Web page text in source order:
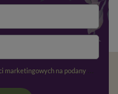
oraz przetwarzanie danych osobowych zgodnie z